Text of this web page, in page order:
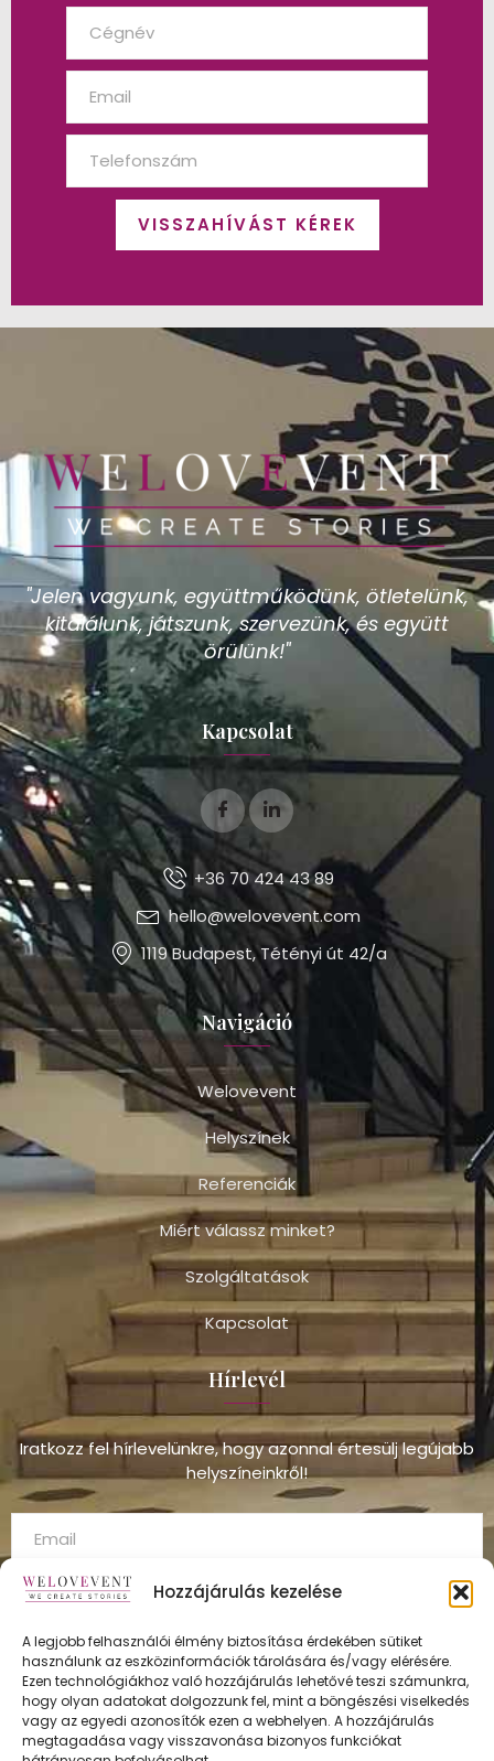
Hozzájárulás kezelése
A legjobb felhasználói élmény biztosítása érdekében sütiket
használunk az eszközinformációk tárolására és/vagy elérésére.
Ezen technológiákhoz való hozzájárulás lehetővé teszi számunkra,
hogy olyan adatokat dolgozzunk fel, mint a böngészési viselkedés
vagy az egyedi azonosítók ezen a webhelyen. A hozzájárulás
megtagadása vagy visszavonása bizonyos funkciókat
VISSZAHÍVÁST KÉREK
"Jelen vagyunk, együttműködünk, ötletelünk,
kitalálunk, játszunk, szervezünk, és együtt
örülünk!"
Kapcsolat
+36 70 424 43 89
hello@welovevent.com
1119 Budapest, Tétényi út 42/a
Navigáció
Welovevent
Helyszínek
Referenciák
Miért válassz minket?
Szolgáltatások
Kapcsolat
Hírlevél
Iratkozz fel hírlevelünkre, hogy azonnal értesülj legújabb
helyszíneinkről!
FELÍRATKOZÁS